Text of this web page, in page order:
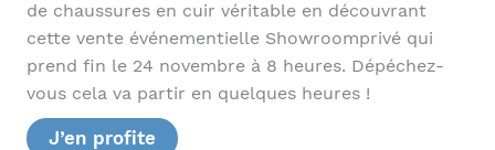
de chaussures en cuir véritable en découvrant
cette vente événementielle Showroomprivé qui
prend fin le 24 novembre à 8 heures. Dépéchez-
vous cela va partir en quelques heures !
J’en profite